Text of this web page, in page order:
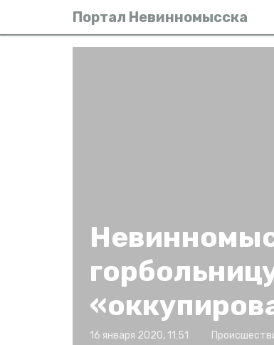
Портал Невинномысска
16 января 2020, 11:51